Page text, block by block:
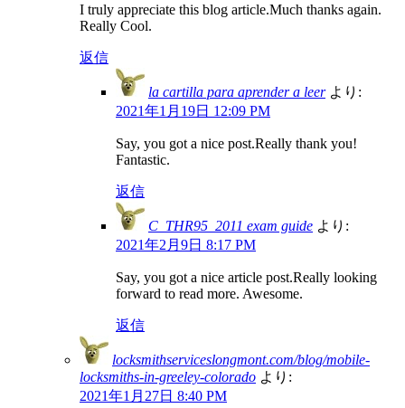
I truly appreciate this blog article.Much thanks again.
Really Cool.
返信
la cartilla para aprender a leer より:
2021年1月19日 12:09 PM
Say, you got a nice post.Really thank you!
Fantastic.
返信
C_THR95_2011 exam guide より:
2021年2月9日 8:17 PM
Say, you got a nice article post.Really looking
forward to read more. Awesome.
返信
locksmithserviceslongmont.com/blog/mobile-
locksmiths-in-greeley-colorado より:
2021年1月27日 8:40 PM